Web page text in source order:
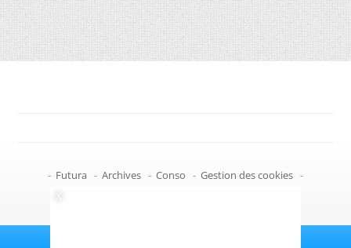
- Futura - Archives - Conso - Gestion des cookies -